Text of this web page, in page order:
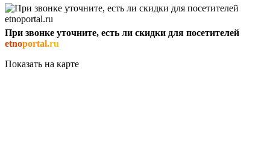
При звонке уточните, есть ли скидки для посетителей
etnoportal.ru
Показать на карте